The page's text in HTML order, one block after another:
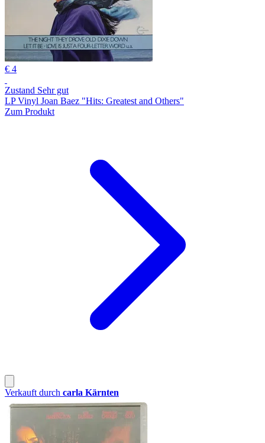
€ 4
Zustand Sehr gut
LP Vinyl Joan Baez "Hits: Greatest and Others"
Zum Produkt
Verkauft durch carla Kärnten